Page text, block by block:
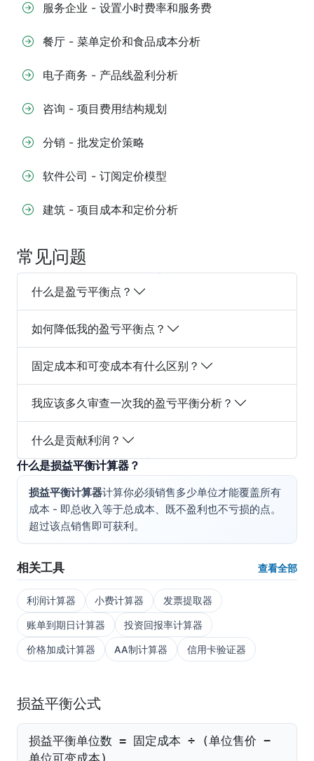
服务企业 - 设置小时费率和服务费
餐厅 - 菜单定价和食品成本分析
电子商务 - 产品线盈利分析
咨询 - 项目费用结构规划
分销 - 批发定价策略
软件公司 - 订阅定价模型
建筑 - 项目成本和定价分析
常见问题
什么是盈亏平衡点？
如何降低我的盈亏平衡点？
固定成本和可变成本有什么区别？
我应该多久审查一次我的盈亏平衡分析？
什么是贡献利润？
什么是损益平衡计算器？
损益平衡计算器计算你必须销售多少单位才能覆盖所有
成本 - 即总收入等于总成本、既不盈利也不亏损的点。
超过该点销售即可获利。
相关工具 查看全部
利润计算器 小费计算器 发票提取器
账单到期日计算器 投资回报率计算器
价格加成计算器 AA制计算器 信用卡验证器
损益平衡公式
损益平衡单位数 = 固定成本 ÷ (单位售价 −
单位可变成本)